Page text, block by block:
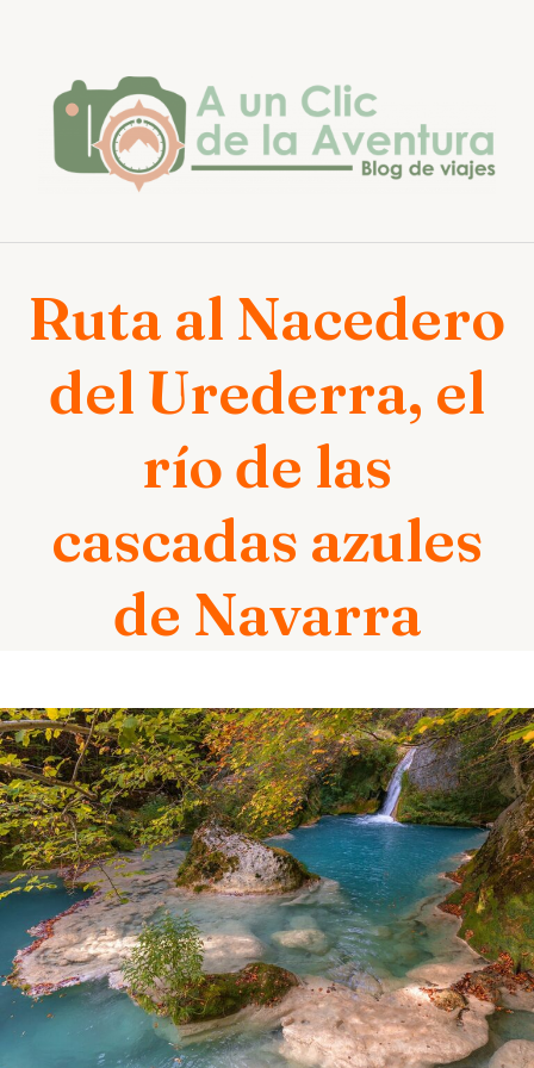
Ruta al Nacedero
del Urederra, el
río de las
cascadas azules
de Navarra